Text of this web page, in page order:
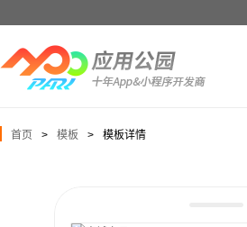
首页 > 模板 > 模板详情